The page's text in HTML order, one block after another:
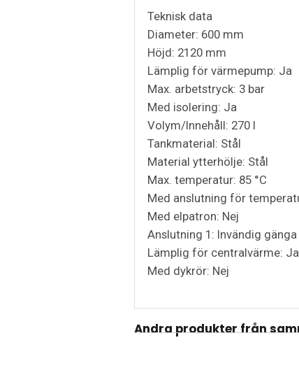
Teknisk data
Diameter: 600 mm
Höjd: 2120 mm
Lämplig för värmepump: Ja
Max. arbetstryck: 3 bar
Med isolering: Ja
Volym/Innehåll: 270 l
Tankmaterial: Stål
Material ytterhölje: Stål
Max. temperatur: 85 °C
Med anslutning för
Med elpatron: Nej
Anslutning 1: Invändig gänga
Lämplig för centralvärme: Ja
Med dykrör: Nej
Andra produkter från